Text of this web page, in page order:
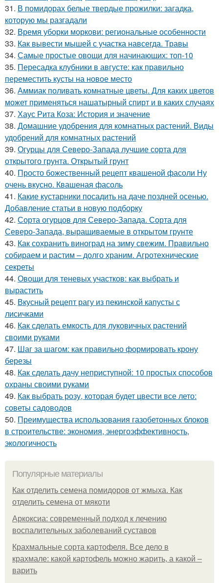
31. В помидорах белые твердые прожилки: загадка,
которую мы разгадали
32. Время уборки моркови: региональные особенности
33. Как вывести мышей с участка навсегда. Травы
34. Самые простые овощи для начинающих: топ-10
35. Пересадка клубники в августе: как правильно
переместить кусты на новое место
36. Аммиак поливать комнатные цветы. Для каких цветов
может применяться нашатырный спирт и в каких случаях
37. Хаус Рита Коза: История и значение
38. Домашние удобрения для комнатных растений. Виды
удобрений для комнатных растений
39. Огурцы для Северо-Запада лучшие сорта для
открытого грунта. Открытый грунт
40. Просто божественный рецепт квашеной фасоли Ну
очень вкусно. Квашеная фасоль
41. Какие кустарники посадить на даче поздней осенью.
Добавление статьи в новую подборку
42. Сорта огурцов для Северо-Запада. Сорта для
Северо-Запада, выращиваемые в открытом грунте
43. Как сохранить виноград на зиму свежим. Правильно
собираем и растим – долго храним. Агротехнические
секреты
44. Овощи для теневых участков: как выбрать и
вырастить
45. Вкусный рецепт рагу из пекинской капусты с
лисичками
46. Как сделать емкость для луковичных растений
своими руками
47. Шаг за шагом: как правильно формировать крону
березы
48. Как сделать дачу неприступной: 10 простых способов
охраны своими руками
49. Как выбрать розу, которая будет цвести все лето:
советы садоводов
50. Преимущества использования газобетонных блоков
в строительстве: экономия, энергоэффективность,
экологичность
Популярные материалы
Как отделить семена помидоров от жмыха. Как
отделить семена от мякоти
Аркоксиа: современный подход к лечению
воспалительных заболеваний суставов
Крахмальные сорта картофеля. Все дело в
крахмале: какой картофель можно жарить, а какой –
варить